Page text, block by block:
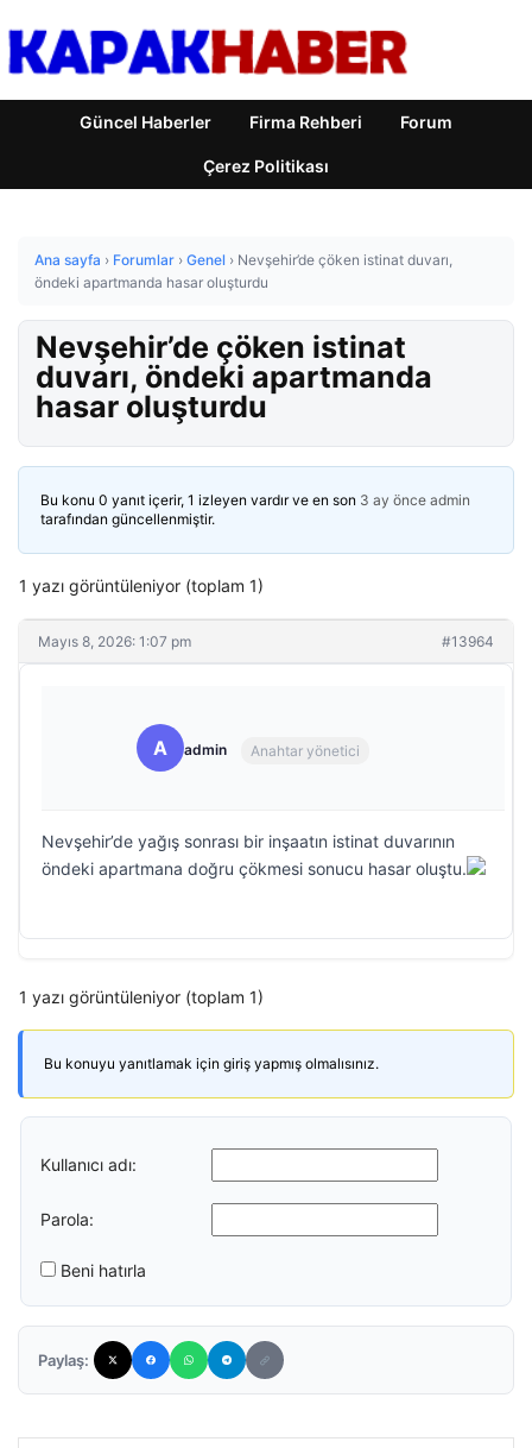
Güncel Haberler Firma Rehberi Forum
Çerez Politikası
Ana sayfa › Forumlar › Genel › Nevşehir’de çöken istinat duvarı,
öndeki apartmanda hasar oluşturdu
Nevşehir’de çöken istinat
duvarı, öndeki apartmanda
hasar oluşturdu
Bu konu 0 yanıt içerir, 1 izleyen vardır ve en son 3 ay önce admin
tarafından güncellenmiştir.
1 yazı görüntüleniyor (toplam 1)
Mayıs 8, 2026: 1:07 pm #13964
A admin Anahtar yönetici
Nevşehir’de yağış sonrası bir inşaatın istinat duvarının
öndeki apartmana doğru çökmesi sonucu hasar oluştu.
1 yazı görüntüleniyor (toplam 1)
Bu konuyu yanıtlamak için giriş yapmış olmalısınız.
Kullanıcı adı:
Parola:
Beni hatırla
Paylaş: